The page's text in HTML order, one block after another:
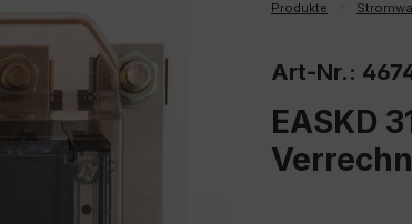
Produkte
Art-Nr.:
EASKD